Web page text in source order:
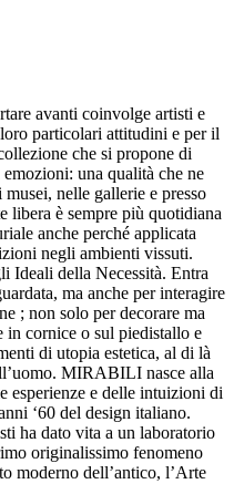
avanti coinvolge artisti e
particolari attitudini e per il
che si propone di
una qualità che ne
nelle gallerie e presso
libera è sempre più quotidiana
anche perché applicata
negli ambienti vissuti.‎
Ideali della Necessità.‎ Entra
ma anche per interagire
; non solo per decorare ma
in cornice o sul piedistallo e
di utopia estetica, al di là
MIRABILI nasce alla
esperienze e delle intuizioni di
‘60 del design italiano.‎
ha dato vita a un laboratorio
originalissimo fenomeno
moderno dell’antico, l’Arte